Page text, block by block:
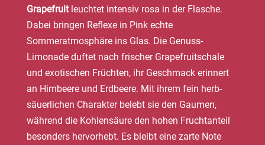
Grapefruitleuchtet intensiv rosa in der Flasche.
Dabei bringen Reflexe in Pink echte
Sommeratmosphäre ins Glas. Die Genuss-
Limonade duftet nach frischer Grapefruitschale
und exotischen Früchten, ihr Geschmack erinnert
an Himbeere und Erdbeere. Mit ihrem fein herb-
säuerlichen Charakter belebt sie den Gaumen,
während die Kohlensäure den hohen Fruchtanteil
besonders hervorhebt. Es bleibt eine zarte Note